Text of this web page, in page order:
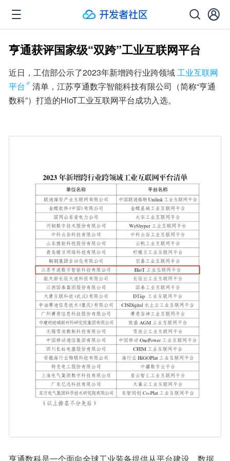
亨通获评国家级“双跨”工业互联网平台
近日，工信部公示了2023年新增跨行业跨领域工业互联网
平台
清单，江苏亨通数字智能科技有限公司（简称“亨通
数科”）打造的HioT工业互联网平台成功入选。
亨通数科是一个面向全球工业装备提供从平台建设、数据